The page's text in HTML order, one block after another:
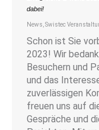
dabei!
News,Swistec
Schon ist Sie
2023! Wir
Besuchern und
und das
zuverlässigen
freuen uns auf
Gespräche und